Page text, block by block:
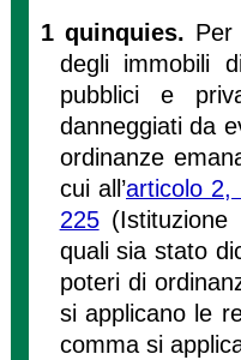
1 quinquies. Per
degli immobili
pubblici e
danneggiati da
ordinanze
cui all’articolo 2,
225(Istituzione
quali sia stato
poteri di
si applicano le
comma si